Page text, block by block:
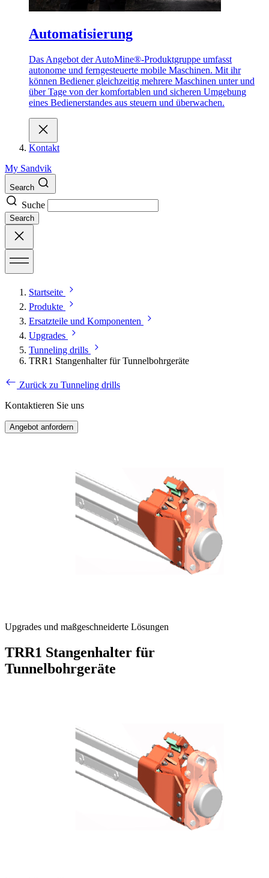
Automatisierung
Das Angebot der AutoMine®-Produktgruppe umfasst
autonome und ferngesteuerte mobile Maschinen. Mit ihr
können Bediener gleichzeitig mehrere Maschinen unter und
über Tage von der komfortablen und sicheren Umgebung
eines Bedienerstandes aus steuern und überwachen.
Kontakt
My Sandvik
Search
Suche
Search
Startseite
Produkte
Ersatzteile und Komponenten
Upgrades
Tunneling drills
TRR1 Stangenhalter für Tunnelbohrgeräte
Zurück zu Tunneling drills
Kontaktieren Sie uns
Angebot anfordern
Upgrades und maßgeschneiderte Lösungen
TRR1 Stangenhalter für
Tunnelbohrgeräte